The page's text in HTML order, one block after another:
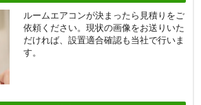
ルームエアコンが決まったら見積りをご
依頼ください。現状の画像をお送りいた
だければ、設置適合確認も当社で行いま
す。